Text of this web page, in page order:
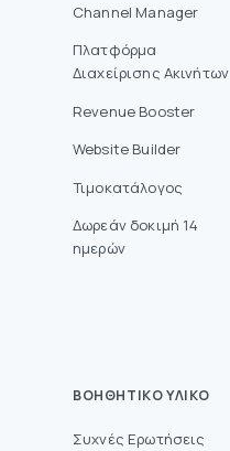
Channel Manager
Πλατφόρμα
Διαχείρισης Ακινήτων
Revenue Booster
Website Builder
Τιμοκατάλογος
Δωρεάν δοκιμή 14
ημερών
ΒΟΗΘΗΤΙΚΌ ΥΛΙΚΌ
Συχνές Ερωτήσεις